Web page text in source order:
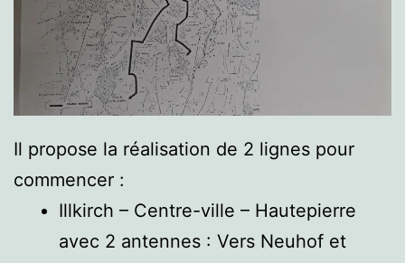
Il propose la réalisation de 2 lignes pour
commencer :
Illkirch – Centre-ville – Hautepierre
avec 2 antennes : Vers Neuhof et